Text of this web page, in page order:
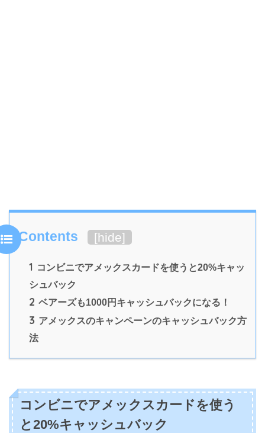
Contents [hide]
1 コンビニでアメックスカードを使うと20%キャッ
シュバック
2 ベアーズも1000円キャッシュバックになる！
3 アメックスのキャンペーンのキャッシュバック方
法
コンビニでアメックスカードを使う
と20%キャッシュバック